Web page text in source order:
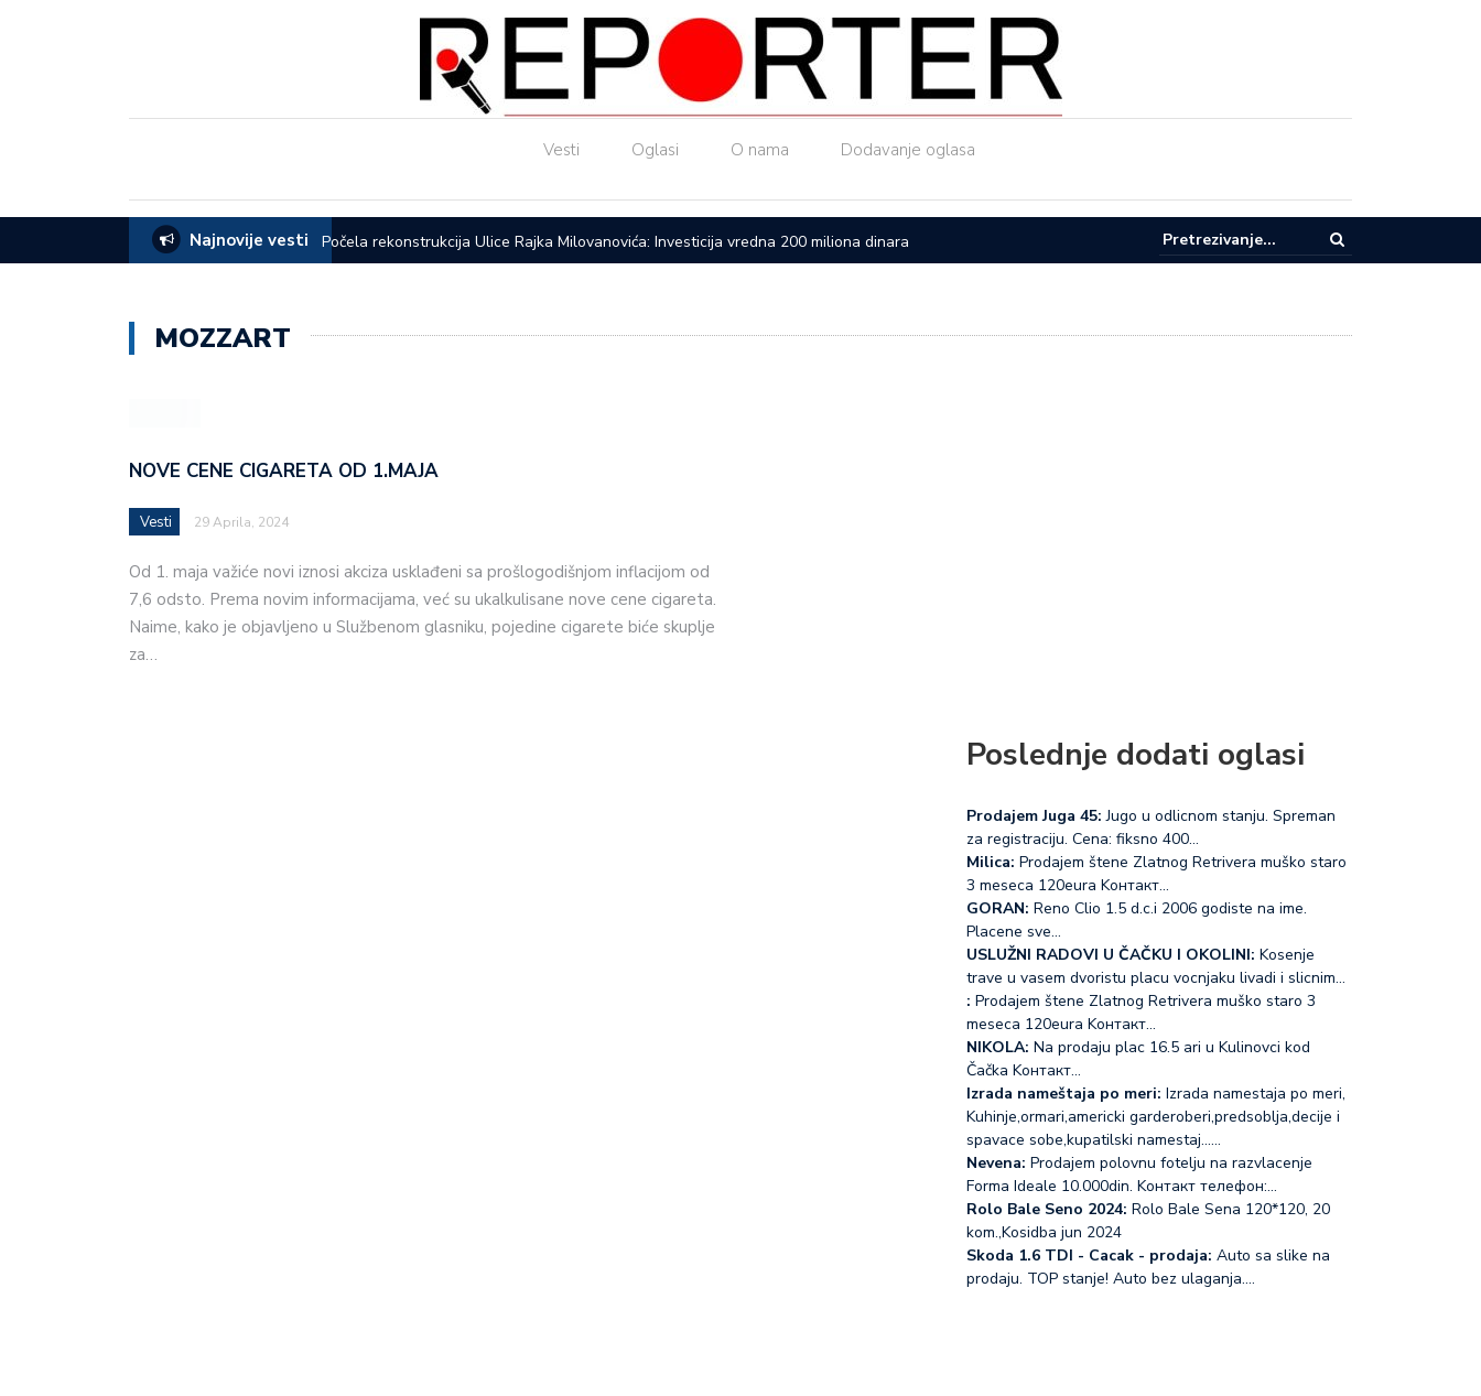
Vesti Oglasi O nama Dodavanje oglasa
Najnovije vesti Počela rekonstrukcija Ulice Rajka Milovanovića: Investicija vredna 200 miliona dinara Upućen apel za racionalnu potrošnju vode u Lučanima
MOZZART
NOVE CENE CIGARETA OD 1.MAJA
Vesti 29 Aprila, 2024
Od 1. maja važiće novi iznosi akciza usklađeni sa prošlogodišnjom inflacijom od
7,6 odsto. Prema novim informacijama, već su ukalkulisane nove cene cigareta.
Naime, kako je objavljeno u Službenom glasniku, pojedine cigarete biće skuplje
za…
Poslednje dodati oglasi
Prodajem Juga 45: Jugo u odlicnom stanju. Spreman
za registraciju. Cena: fiksno 400…
Milica: Prodajem štene Zlatnog Retrivera muško staro
3 meseca 120eura Koнтакт…
GORAN: Reno Clio 1.5 d.c.i 2006 godiste na ime.
Placene sve…
USLUŽNI RADOVI U ČAČKU I OKOLINI: Kosenje
trave u vasem dvoristu placu vocnjaku livadi i slicnim…
: Prodajem štene Zlatnog Retrivera muško staro 3
meseca 120eura Koнтакт…
NIKOLA: Na prodaju plac 16.5 ari u Kulinovci kod
Čačka Koнтакт…
Izrada nameštaja po meri: Izrada namestaja po meri,
Kuhinje,ormari,americki garderoberi,predsoblja,decije i
spavace sobe,kupatilski namestaj...…
Nevena: Prodajem polovnu fotelju na razvlacenje
Forma Ideale 10.000din. Koнтакт телефон:…
Rolo Bale Seno 2024: Rolo Bale Sena 120*120, 20
kom.,Kosidba jun 2024
Skoda 1.6 TDI - Cacak - prodaja: Auto sa slike na
prodaju. TOP stanje! Auto bez ulaganja.…